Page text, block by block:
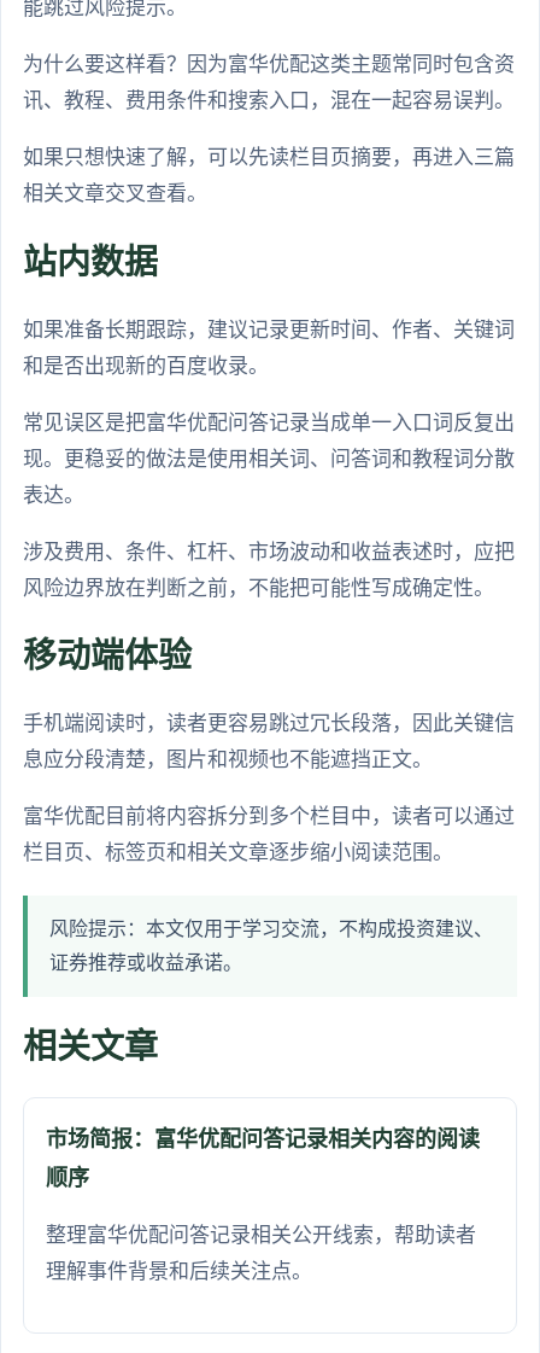
能跳过风险提示。
为什么要这样看？因为富华优配这类主题常同时包含资
讯、教程、费用条件和搜索入口，混在一起容易误判。
如果只想快速了解，可以先读栏目页摘要，再进入三篇
相关文章交叉查看。
站内数据
如果准备长期跟踪，建议记录更新时间、作者、关键词
和是否出现新的百度收录。
常见误区是把富华优配问答记录当成单一入口词反复出
现。更稳妥的做法是使用相关词、问答词和教程词分散
表达。
涉及费用、条件、杠杆、市场波动和收益表述时，应把
风险边界放在判断之前，不能把可能性写成确定性。
移动端体验
手机端阅读时，读者更容易跳过冗长段落，因此关键信
息应分段清楚，图片和视频也不能遮挡正文。
富华优配目前将内容拆分到多个栏目中，读者可以通过
栏目页、标签页和相关文章逐步缩小阅读范围。
风险提示：本文仅用于学习交流，不构成投资建议、
证券推荐或收益承诺。
相关文章
市场简报：富华优配问答记录相关内容的阅读
顺序
整理富华优配问答记录相关公开线索，帮助读者
理解事件背景和后续关注点。